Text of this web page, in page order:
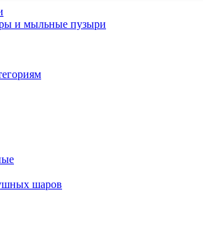
и мыльные пузыри
шаров